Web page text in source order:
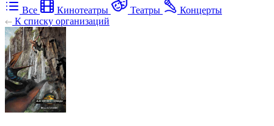
Все Кинотеатры Театры
Концерты
К списку организаций